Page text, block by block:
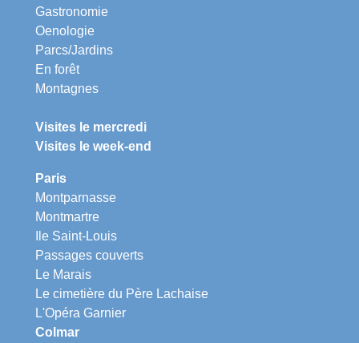
Gastronomie
Oenologie
Parcs/Jardins
En forêt
Montagnes
Visites le mercredi
Visites le week-end
Paris
Montparnasse
Montmartre
Ile Saint-Louis
Passages couverts
Le Marais
Le cimetière du Père Lachaise
L'Opéra Garnier
Colmar